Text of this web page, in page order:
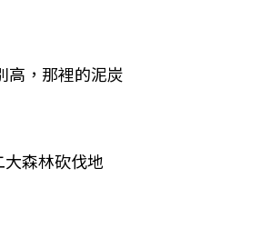
高，那裡的泥炭
森林砍伐地